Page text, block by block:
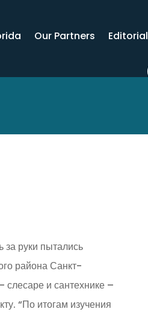
Our Partners
Editorial
руки пытались
района Санкт-
и сантехнике –
“По итогам изучения